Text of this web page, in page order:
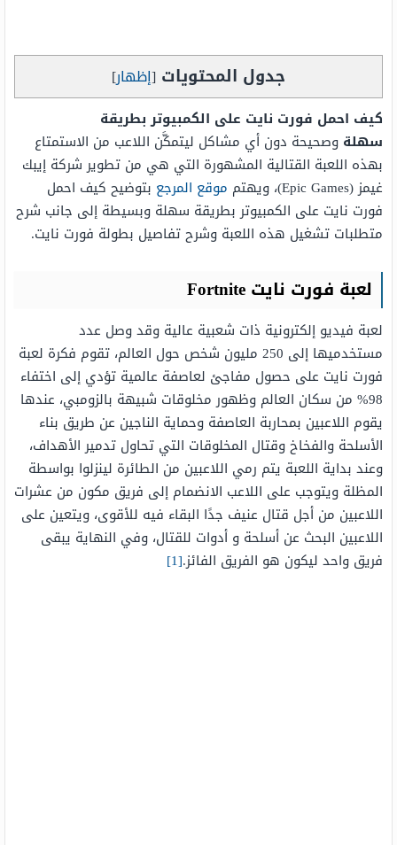
جدول المحتويات [إظهار]
كيف احمل فورت نايت على الكمبيوتر بطريقة
سهلة وصحيحة دون أي مشاكل ليتمكَّن اللاعب من الاستمتاع
بهذه اللعبة القتالية المشهورة التي هي من تطوير شركة إيبك
غيمز (Epic Games)، ويهتم
موقع المرجع بتوضيح كيف احمل
فورت نايت على الكمبيوتر بطريقة سهلة وبسيطة إلى جانب شرح
متطلبات تشغيل هذه اللعبة وشرح تفاصيل بطولة فورت نايت.
لعبة فورت نايتFortnite
لعبة فيديو إلكترونية ذات شعبية عالية وقد وصل عدد
مستخدميها إلى 250 مليون شخص حول العالم، تقوم فكرة لعبة
فورت نايت على حصول مفاجئ لعاصفة عالمية تؤدي إلى اختفاء
98% من سكان العالم وظهور مخلوقات شبيهة بالزومبي، عندها
يقوم اللاعبين بمحاربة العاصفة وحماية الناجين عن طريق بناء
الأسلحة والفخاخ وقتال المخلوقات التي تحاول تدمير الأهداف،
وعند بداية اللعبة يتم رمي اللاعبين من الطائرة لينزلوا بواسطة
المظلة ويتوجب على اللاعب الانضمام إلى فريق مكون من عشرات
اللاعبين من أجل قتال عنيف جدًا البقاء فيه للأقوى، ويتعين على
اللاعبين البحث عن أسلحة و أدوات للقتال، وفي النهاية يبقى
فريق واحد ليكون هو الفريق الفائز.[1]